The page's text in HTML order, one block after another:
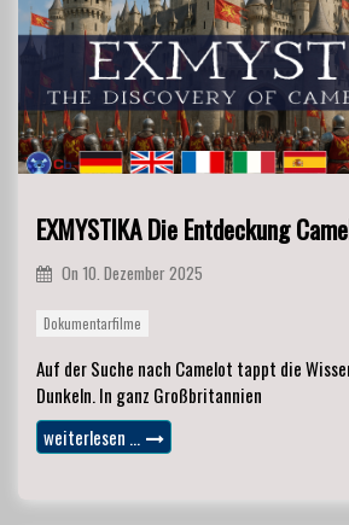
EXMYSTIKA Die Entdeckung
On 10. Dezember 2025
Dokumentarfilme
Auf der Suche nach Camelot tappt die
Dunkeln. In ganz Großbritannien
weiterlesen …